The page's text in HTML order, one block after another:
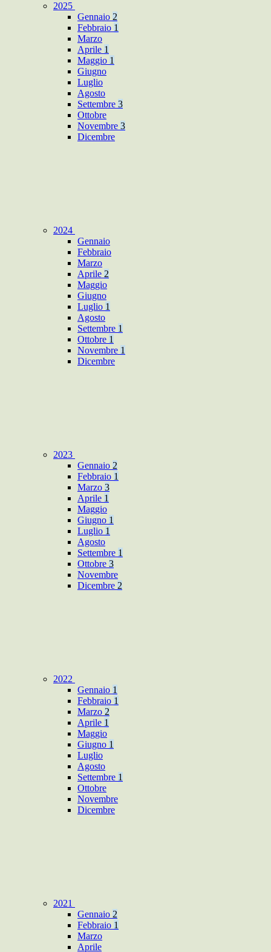
2025
Gennaio 2
Febbraio 1
Marzo
Aprile 1
Maggio 1
Giugno
Luglio
Agosto
Settembre 3
Ottobre
Novembre 3
Dicembre
2024
Gennaio
Febbraio
Marzo
Aprile 2
Maggio
Giugno
Luglio 1
Agosto
Settembre 1
Ottobre 1
Novembre 1
Dicembre
2023
Gennaio 2
Febbraio 1
Marzo 3
Aprile 1
Maggio
Giugno 1
Luglio 1
Agosto
Settembre 1
Ottobre 3
Novembre
Dicembre 2
2022
Gennaio 1
Febbraio 1
Marzo 2
Aprile 1
Maggio
Giugno 1
Luglio
Agosto
Settembre 1
Ottobre
Novembre
Dicembre
2021
Gennaio 2
Febbraio 1
Marzo
Aprile